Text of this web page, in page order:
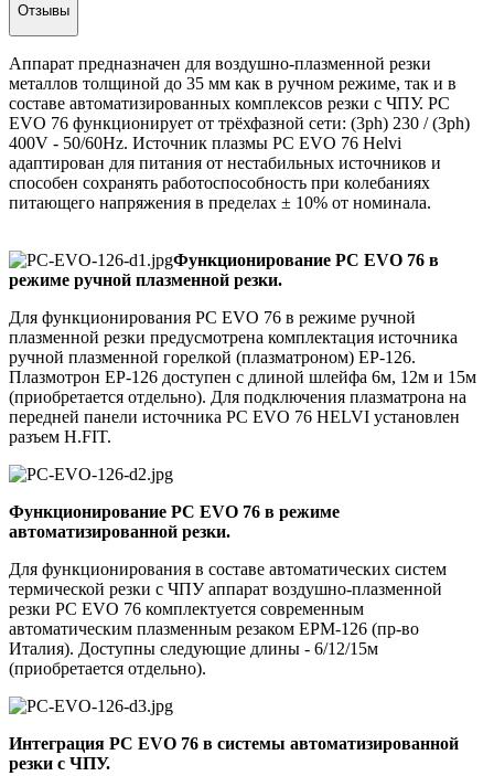
Отзывы
Аппарат предназначен для воздушно-плазменной резки
металлов толщиной до 35 мм как в ручном режиме, так и в
составе автоматизированных комплексов резки с ЧПУ. РС
EVO 76 функционирует от трёхфазной сети: (3ph) 230 / (3ph)
400V - 50/60Hz. Источник плазмы РС EVO 76 Helvi
адаптирован для питания от нестабильных источников и
способен сохранять работоспособность при колебаниях
питающего напряжения в пределах ± 10% от номинала.
Функционирование PC EVO 76 в
режиме ручной плазменной резки.
Для функционирования PC EVO 76 в режиме ручной
плазменной резки предусмотрена комплектация источника
ручной плазменной горелкой (плазматроном) EP-126.
Плазмотрон EP-126 доступен с длиной шлейфа 6м, 12м и 15м
(приобретается отдельно). Для подключения плазматрона на
передней панели источника PC EVO 76 HELVI установлен
разъем H.FIT.
Функционирование PC EVO 76 в режиме
автоматизированной резки.
Для функционирования в составе автоматических систем
термической резки с ЧПУ аппарат воздушно-плазменной
резки PC EVO 76 комплектуется современным
автоматическим плазменным резаком EPM-126 (пр-во
Италия). Доступны следующие длины - 6/12/15м
(приобретается отдельно).
Интеграция PC EVO 76 в системы автоматизированной
резки с ЧПУ.